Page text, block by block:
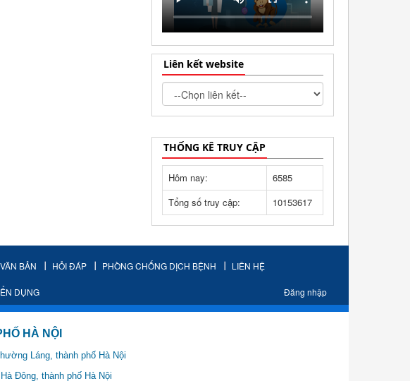
Liên kết website
THỐNG KÊ TRUY CẬP
Hôm nay:
6585
Tổng số truy cập:
10153617
VĂN BẢN HỎI ĐÁP PHÒNG CHỐNG DỊCH BỆNH LIÊN HỆ
DỤNG Đăng nhập
HÀ NỘI
Láng, thành phố Hà Nội
phố Hà Nội